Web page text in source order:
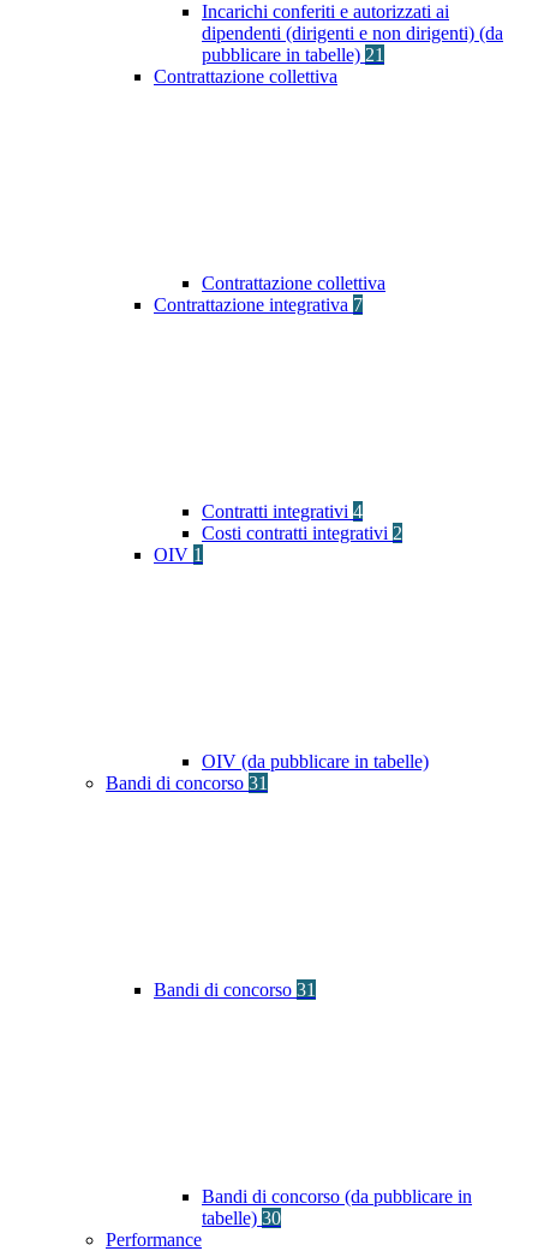
Incarichi conferiti e autorizzati ai
dipendenti (dirigenti e non dirigenti) (da
pubblicare in tabelle) 21
Contrattazione collettiva
Contrattazione collettiva
Contrattazione integrativa 7
Contratti integrativi 4
Costi contratti integrativi 2
OIV 1
OIV (da pubblicare in tabelle)
Bandi di concorso 31
Bandi di concorso 31
Bandi di concorso (da pubblicare in
tabelle) 30
Performance